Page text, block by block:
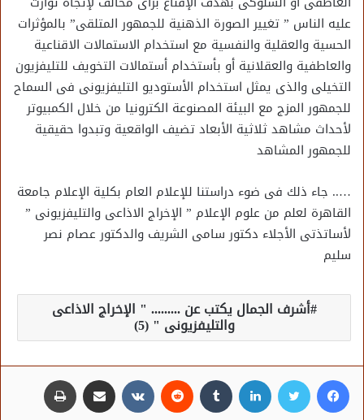
عليه الناس ” تغيير الصورة الذهنية للجمهور المتلقى” بالمؤثرات
الحسية والعقلية والنفسية مع استخدام الاستمالات الاقناعية
والعاطفية والعقلانية أو بأستخدام أستمالات التخويف للتليفزيون
التخيلى والذى يمثل استخدام الأستوديو التليفزيونى فى السماح
للجمهور المزج مع البيئة المصنوعة الكترونيا من خلال الكمبيوتر
لأحداث مشاهد ثلاثية الأبعاد تضيف الواقعية وتبدوا حقيقية
للجمهور المشاهد
….. جاء ذلك فى ضوء دراستنا للإعلام العام بكلية الإعلام جامعة
القاهرة لعلم من علوم الإعلام ” الإخراج الاذاعى والتليفزيونى ”
لأساتذتى الأجلاء دكتور سامى الشريف والدكتور عصام نصر
سليم
أشرف الجمال يكتب عن ......... " الإخراج الاذاعى
والتليفزيونى " (5)
فيسبوك تويتر لينكدإن مشاركة عبر البريد